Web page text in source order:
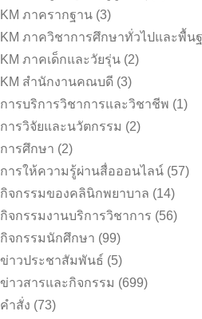
KM ภาครากฐาน (3)
KM ภาควิชาการศึกษาทั่วไปและพื้น
KM ภาคเด็กและวัยรุ่น (2)
KM สำนักงานคณบดี (3)
การบริการวิชาการและวิชาชีพ (1)
การวิจัยและนวัตกรรม (2)
การศึกษา (2)
การให้ความรู้ผ่านสื่อออนไลน์ (57)
กิจกรรมของคลินิกพยาบาล (14)
กิจกรรมงานบริการวิชาการ (56)
กิจกรรมนักศึกษา (99)
ข่าวประชาสัมพันธ์ (5)
ข่าวสารและกิจกรรม (699)
คำสั่ง (73)